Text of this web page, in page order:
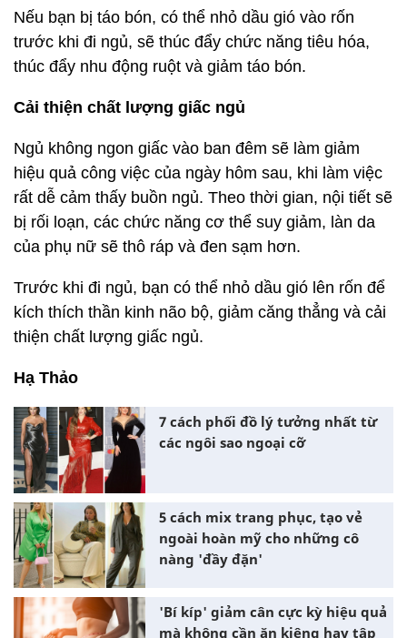
Nếu bạn bị táo bón, có thể nhỏ dầu gió vào rốn
trước khi đi ngủ, sẽ thúc đẩy chức năng tiêu hóa,
thúc đẩy nhu động ruột và giảm táo bón.
Cải thiện chất lượng giấc ngủ
Ngủ không ngon giấc vào ban đêm sẽ làm giảm
hiệu quả công việc của ngày hôm sau, khi làm việc
rất dễ cảm thấy buồn ngủ. Theo thời gian, nội tiết sẽ
bị rối loạn, các chức năng cơ thể suy giảm, làn da
của phụ nữ sẽ thô ráp và đen sạm hơn.
Trước khi đi ngủ, bạn có thể nhỏ dầu gió lên rốn để
kích thích thần kinh não bộ, giảm căng thẳng và cải
thiện chất lượng giấc ngủ.
Hạ Thảo
7 cách phối đồ lý tưởng nhất từ
các ngôi sao ngoại cỡ
5 cách mix trang phục, tạo vẻ
ngoài hoàn mỹ cho những cô
nàng 'đầy đặn'
'Bí kíp' giảm cân cực kỳ hiệu quả
mà không cần ăn kiêng hay tập